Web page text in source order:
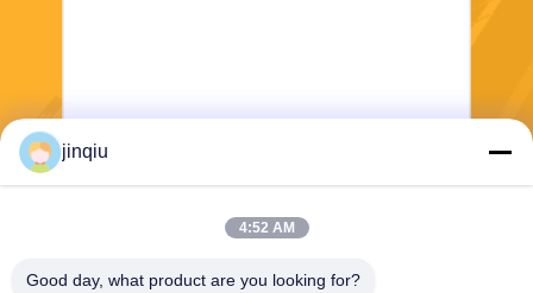
Envío
jinqiu
4:52 AM
Good day, what product are you looking for?